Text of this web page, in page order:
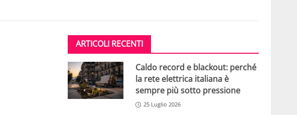
ARTICOLI RECENTI
Caldo record e blackout: perché
la rete elettrica italiana è
sempre più sotto pressione
25 Luglio 2026